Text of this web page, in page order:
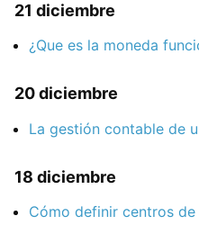
21 diciembre
¿Que es la moneda
20 diciembre
La gestión contable de
18 diciembre
Cómo definir centros